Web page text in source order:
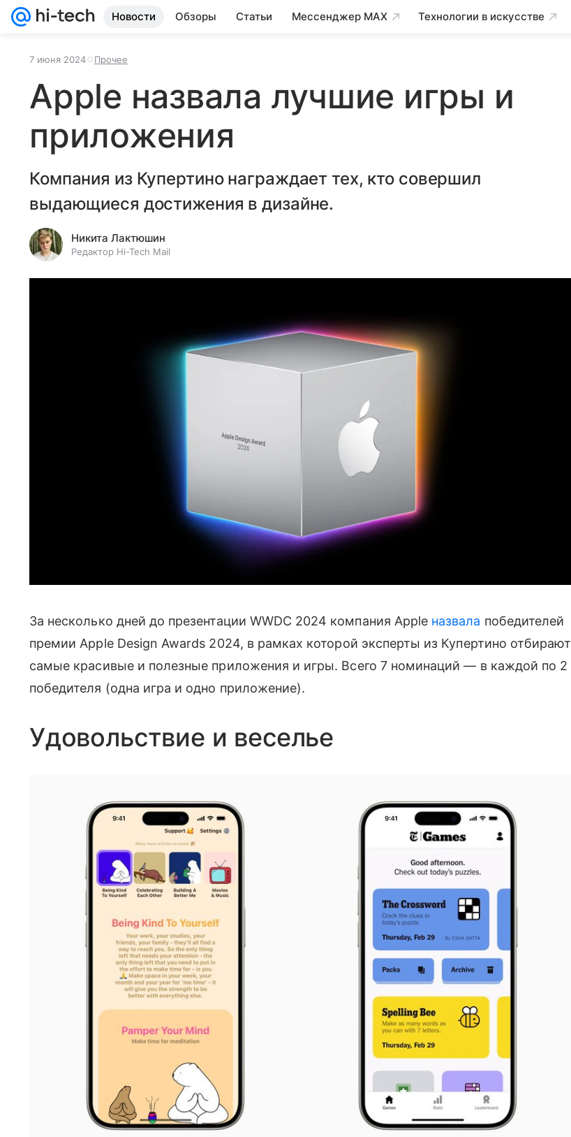
Новости Обзоры Статьи Мессенджер MAX Технологии в искусстве
7 июня 2024 Прочее
Apple назвала лучшие игры и
приложения
Компания из Купертино награждает тех, кто совершил
выдающиеся достижения в дизайне.
Никита Лактюшин
Редактор Hi-Tech Mail
За несколько дней до презентации WWDC 2024 компания Apple назвала победителей
премии Apple Design Awards 2024, в рамках которой эксперты из Купертино отбирают
самые красивые и полезные приложения и игры. Всего 7 номинаций — в каждой по 2
победителя (одна игра и одно приложение).
Удовольствие и веселье